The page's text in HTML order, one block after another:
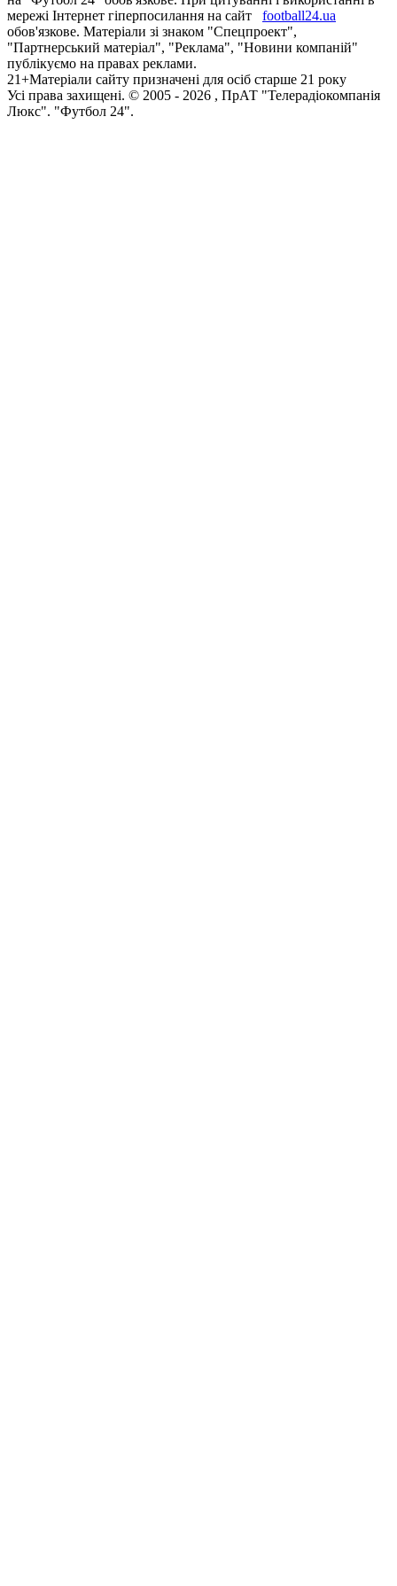
мережі Інтернет гіперпосилання на сайт
football24.ua
обов'язкове. Матеріали зі знаком "Спецпроект",
"Партнерський матеріал", "Реклама", "Новини компаній"
публікуємо на правах реклами.
21+Матеріали сайту призначені для осіб старше 21 року
Усi права захищенi. © 2005 - 2026 , ПрАТ "Телерадіокомпанія
Люкс". "Футбол 24".